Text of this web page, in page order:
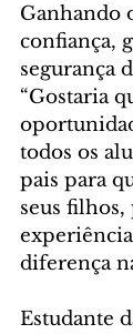
Ganhando
confiança,
segurança
“Gostaria
todos os
pais para
seus
diferença
Estudante